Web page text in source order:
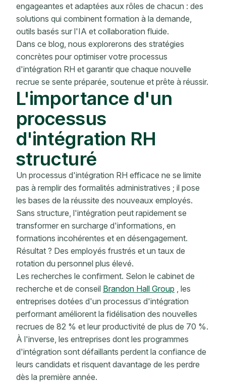
engageantes et adaptées aux rôles de chacun : des
solutions qui combinent formation à la demande,
outils basés sur l'IA et collaboration fluide.
Dans ce blog, nous explorerons des stratégies
concrètes pour optimiser votre processus
d'intégration RH et garantir que chaque nouvelle
recrue se sente préparée, soutenue et prête à réussir.
L'importance d'un
processus
d'intégration RH
structuré
Un processus d'intégration RH efficace ne se limite
pas à remplir des formalités administratives ; il pose
les bases de la réussite des nouveaux employés.
Sans structure, l'intégration peut rapidement se
transformer en surcharge d'informations, en
formations incohérentes et en désengagement.
Résultat ? Des employés frustrés et un taux de
rotation du personnel plus élevé.
Les recherches le confirment. Selon le cabinet de
recherche et de conseil Brandon Hall Group , les
entreprises dotées d'un processus d'intégration
performant améliorent la fidélisation des nouvelles
recrues de 82 % et leur productivité de plus de 70 %.
À l'inverse, les entreprises dont les programmes
d'intégration sont défaillants perdent la confiance de
leurs candidats et risquent davantage de les perdre
dès la première année.